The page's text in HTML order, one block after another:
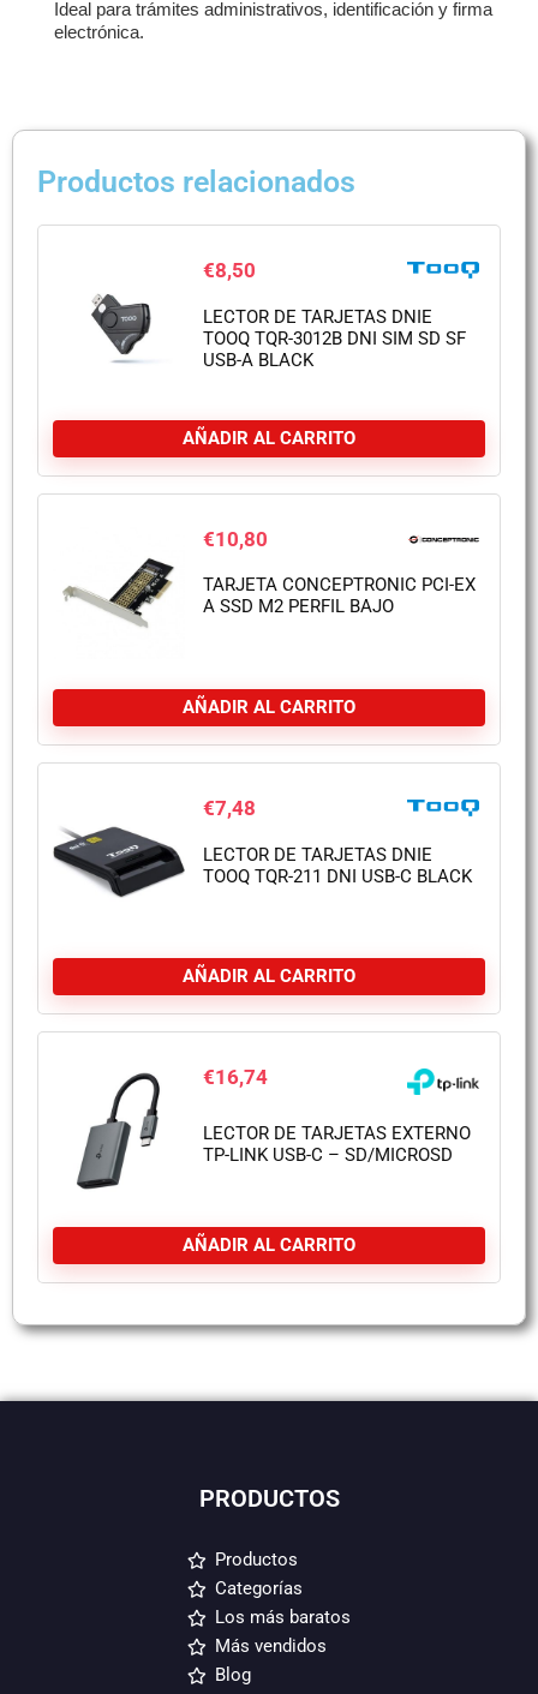
Ideal para trámites administrativos, identificación y firma
electrónica.
Productos relacionados
€8,50
LECTOR DE TARJETAS DNIE
TOOQ TQR-3012B DNI SIM SD SF
USB-A BLACK
AÑADIR AL CARRITO
€10,80
TARJETA CONCEPTRONIC PCI-EX
A SSD M2 PERFIL BAJO
AÑADIR AL CARRITO
€7,48
LECTOR DE TARJETAS DNIE
TOOQ TQR-211 DNI USB-C BLACK
AÑADIR AL CARRITO
€16,74
LECTOR DE TARJETAS EXTERNO
TP-LINK USB-C – SD/MICROSD
AÑADIR AL CARRITO
PRODUCTOS
Productos
Categorías
Los más baratos
Más vendidos
Blog